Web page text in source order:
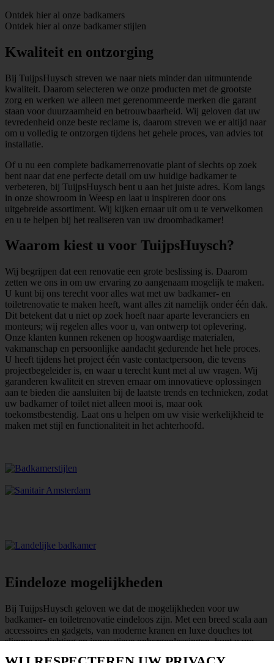
Ontdek hier al onze badkamers
Ontdek hier al onze badkamer stijlen
Kwaliteit en ontzorging
Bij TuijpsHuysch streven we naar niets minder dan uitmuntende
kwaliteit. Daarom selecteren we onze producten met de grootste
zorg en werken we alleen met gerenommeerde merken die garant
staan voor duurzaamheid en betrouwbaarheid. Wij geloven dat uw
tevredenheid onze beste reclame is, daarom streven we er altijd naar
om u volledig te ontzorgen tijdens het gehele proces, van advies tot
installatie.
Of u nu een complete badkamerrenovatie plant of slechts op zoek
bent naar dat ene perfecte detail om uw huidige badkamer te
verbeteren, bij TuijpsHuysch bent u aan het juiste adres. Kom langs
in onze showroom in Weesp en laat u inspireren door ons
uitgebreide assortiment. Wij kijken ernaar uit om u te verwelkomen
en u te helpen bij het realiseren van uw droombadkamer!
Waarom kiest u voor TuijpsHuysch?
Wij begrijpen dat een renovatie een grote beslissing is. Daarom
zetten we ons in om uw ervaring zo aangenaam mogelijk te maken.
U kunt bij ons terecht voor alles wat met uw badkamer- en
toiletrenovatie te maken heeft, want alles zit namelijk onder één dak.
Dit betekent dat u niet op zoek hoeft naar aparte leveranciers en
monteurs; wij regelen alles voor u, van ontwerp tot oplevering.
Onze klanten kunnen rekenen op hoogwaardige materialen,
vakmanschap en persoonlijke aandacht gedurende het hele proces.
U heeft tijdens het project één vaste contactpersoon, die tevens
projectbegeleider is, en waar u terecht kunt met al uw vragen. Wij
garanderen kwaliteit en streven ernaar om innovatieve oplossingen
aan te bieden die aansluiten bij de laatste trends en technieken, zodat
uw badkamer of toilet niet alleen mooi is, maar ook
toekomstbestendig. Laat ons u helpen om uw visie werkelijkheid te
maken met stijl en functionaliteit in het achterhoofd.
Eindeloze mogelijkheden
Bij TuijpsHuysch geloven we dat de mogelijkheden voor uw
badkamer- en toiletrenovatie eindeloos zijn. Met een breed scala aan
accessoires en gadgets, van moderne kranen en luxe douches tot
slimme verlichting en innovatieve opbergoplossingen, kunt u uw